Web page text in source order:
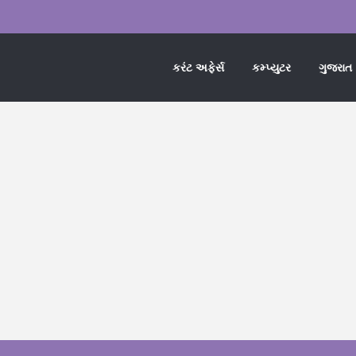
કરંટ અફેર્સ કમ્પ્યુટર ગુજરાત